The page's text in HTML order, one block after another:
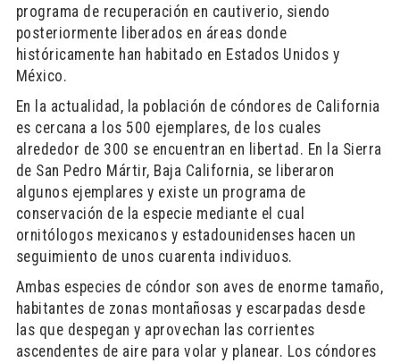
programa de recuperación en cautiverio, siendo
posteriormente liberados en áreas donde
históricamente han habitado en Estados Unidos y
México.
En la actualidad, la población de cóndores de California
es cercana a los 500 ejemplares, de los cuales
alrededor de 300 se encuentran en libertad. En la Sierra
de San Pedro Mártir, Baja California, se liberaron
algunos ejemplares y existe un programa de
conservación de la especie mediante el cual
ornitólogos mexicanos y estadounidenses hacen un
seguimiento de unos cuarenta individuos.
Ambas especies de cóndor son aves de enorme tamaño,
habitantes de zonas montañosas y escarpadas desde
las que despegan y aprovechan las corrientes
ascendentes de aire para volar y planear. Los cóndores